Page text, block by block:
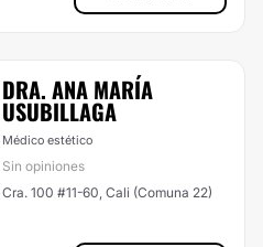
DRA. ANA MARÍA
USUBILLAGA
Médico estético
Sin opiniones
Cra. 100 #11-60, Cali (Comuna 22)